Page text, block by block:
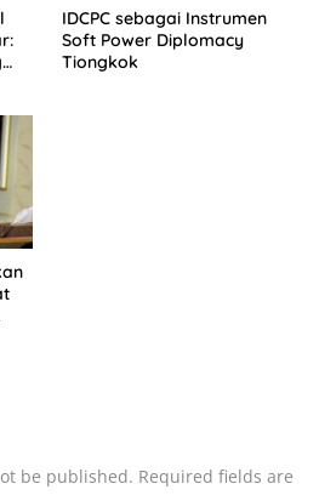
IDCPC sebagai Instrumen
Soft Power Diplomacy
Tiongkok
be published. Required fields are